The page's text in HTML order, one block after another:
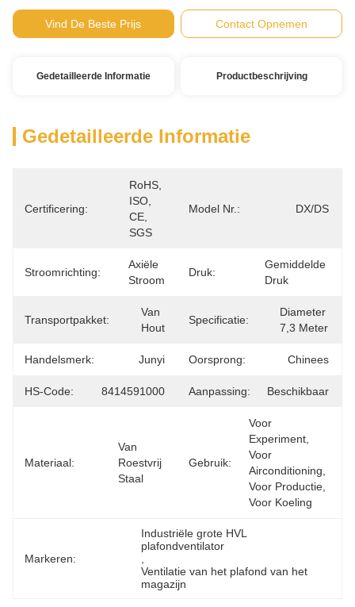
Vind De Beste Prijs Contact Opnemen
Gedetailleerde Informatie Productbeschrijving
Gedetailleerde Informatie
Certificering:
RoHS,
ISO,
CE,
SGS
Model Nr.: DX/DS
Stroomrichting:
Axiële
Stroom
Druk:
Gemiddelde
Druk
Transportpakket:
Van
Hout
Specificatie:
Diameter
7,3 Meter
Handelsmerk: Junyi Oorsprong: Chinees
HS-Code: 8414591000 Aanpassing: Beschikbaar
Materiaal:
Van
Roestvrij
Staal
Gebruik:
Voor
Experiment,
Voor
Airconditioning,
Voor Productie,
Voor Koeling
Markeren:
Industriële grote HVL
plafondventilator
Ventilatie van het plafond van het
magazijn